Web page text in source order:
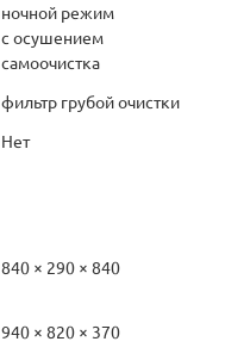
ночной режим
с осушением
самоочистка
фильтр грубой очистки
Нет
840 × 290 × 840
940 × 820 × 370